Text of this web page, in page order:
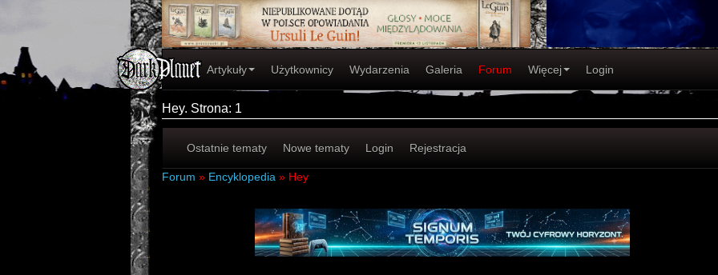
Artykuły Użytkownicy Wydarzenia Galeria Forum Więcej Login
Hey. Strona: 1
Ostatnie tematy Nowe tematy Login Rejestracja
Forum » Encyklopedia » Hey